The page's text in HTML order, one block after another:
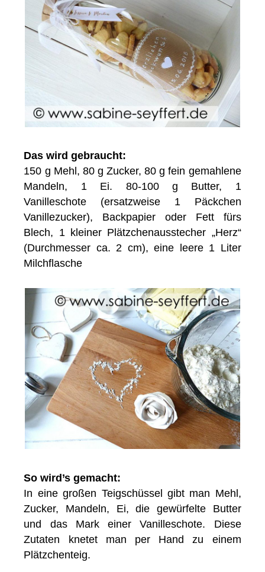
Das wird gebraucht:
150 g Mehl, 80 g Zucker, 80 g fein gemahlene
Mandeln, 1 Ei. 80-100 g Butter, 1
Vanilleschote (ersatzweise 1 Päckchen
Vanillezucker), Backpapier oder Fett fürs
Blech, 1 kleiner Plätzchenausstecher „Herz“
(Durchmesser ca. 2 cm), eine leere 1 Liter
Milchflasche
So wird’s gemacht:
In eine großen Teigschüssel gibt man Mehl,
Zucker, Mandeln, Ei, die gewürfelte Butter
und das Mark einer Vanilleschote. Diese
Zutaten knetet man per Hand zu einem
Plätzchenteig.